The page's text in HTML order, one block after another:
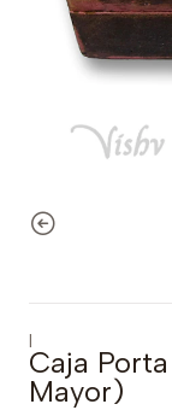
|
Caja
Mayor)